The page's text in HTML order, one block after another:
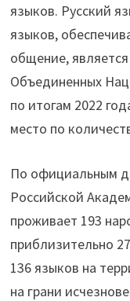
языков. Русский
языков,
общение,
Объединенных
по итогам 2022
место по
По официальным
Российской
проживает 193
приблизительно
136 языков на
на грани